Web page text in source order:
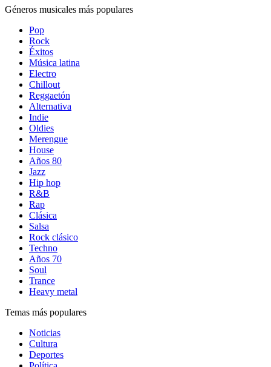
Géneros musicales más populares
Pop
Rock
Éxitos
Música latina
Electro
Chillout
Reggaetón
Alternativa
Indie
Oldies
Merengue
House
Años 80
Jazz
Hip hop
R&B
Rap
Clásica
Salsa
Rock clásico
Techno
Años 70
Soul
Trance
Heavy metal
Temas más populares
Noticias
Cultura
Deportes